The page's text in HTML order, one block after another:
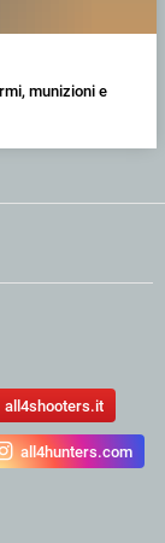
munizioni e
all4shooters.it
all4hunters.com